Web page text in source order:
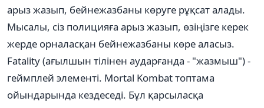
арыз жазып, бейнежазбаны көруге рұқсат алады.
Мысалы, сіз полицияға арыз жазып, өзіңізге керек
жерде орналасқан бейнежазбаны көре аласыз.
Fatality (ағылшын тілінен аударғанда - "жазмыш") -
геймплей элементі. Mortal Kombat топтама
ойындарында кездеседі. Бұл қарсыласқа